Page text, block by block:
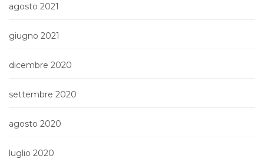
agosto 2021
giugno 2021
dicembre 2020
settembre 2020
agosto 2020
luglio 2020